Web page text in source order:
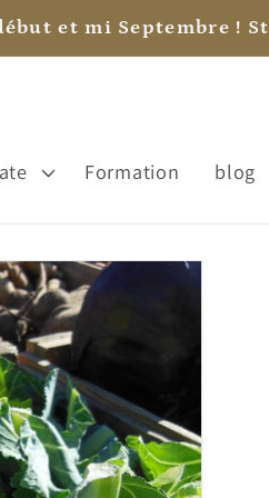
sa fête? Offrez
Formation blog